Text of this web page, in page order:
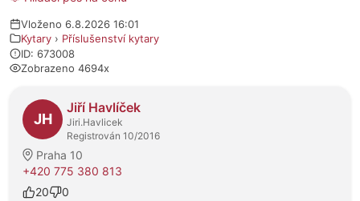
Vloženo 6.8.2026 16:01
Kytary › Příslušenství kytary
ID: 673008
Zobrazeno 4694x
O prodejci
JH
Jiří Havlíček
Jiri.Havlicek
Registrován 10/2016
Praha 10
+420 775 380 813
20
0